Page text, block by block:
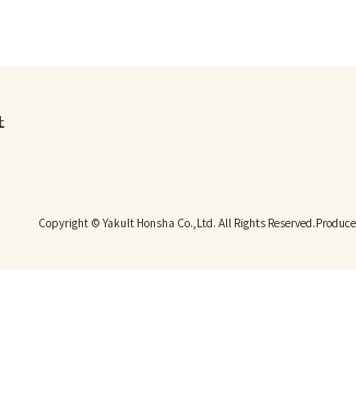
Copyright © Yakult Honsha Co.,Ltd. All Rights Reserved.